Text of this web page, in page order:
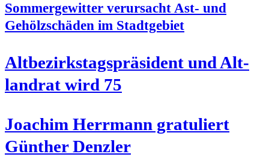
Som­mer­ge­wit­ter ver­ur­sacht Ast- und
Gehölz­schä­den im Stadtgebiet
Alt­be­zirks­tags­prä­si­dent und Alt­
land­rat wird 75
Joa­chim Herr­mann gra­tu­liert
Gün­ther Denzler